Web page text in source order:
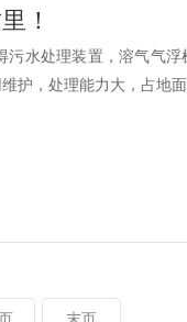
！
水处理装置，溶气气
护，处理能力大，占地